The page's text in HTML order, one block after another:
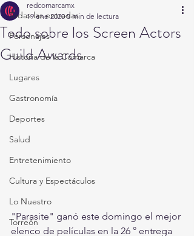
Todas las entradas
Personajes
Historia de la Comarca
Lugares
Gastronomía
Deportes
Salud
Entretenimiento
Cultura y Espectáculos
Lo Nuestro
Torreón
Todo sobre los Screen Actors
Guild Awards
redcomarcamx
19 ene 2020 5 min de lectura
"Parasite" ganó este domingo el mejor
elenco de películas en la 26 ° entrega